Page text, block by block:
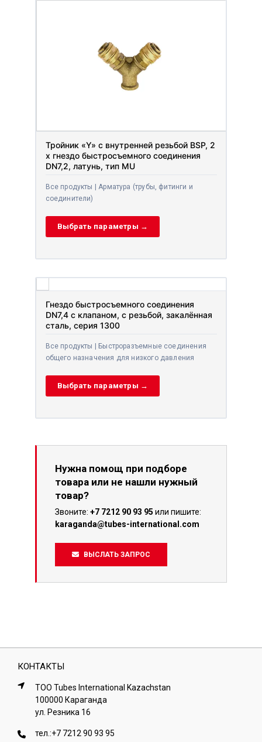
Тройник «Y» с внутренней резьбой BSP, 2
x гнездо быстросъемного соединения
DN7,2, латунь, тип MU
Все продукты | Арматура (трубы, фитинги и
соединители)
Выбрать параметры →
Гнездо быстросъемного соединения
DN7,4 с клапаном, с резьбой, закалённая
сталь, серия 1300
Все продукты | Быстроразъемные соединения
общего назначения для низкого давления
Выбрать параметры →
Нужна помощ при подборе
товара или не нашли нужный
товар?
Звоните: +7 7212 90 93 95 или пишите:
karaganda@tubes-international.com
ВЫСЛАТЬ ЗАПРОС
КОНТАКТЫ
ТОО Tubes International Kazachstan
100000 Караганда
ул. Резника 16
тел.:+7 7212 90 93 95